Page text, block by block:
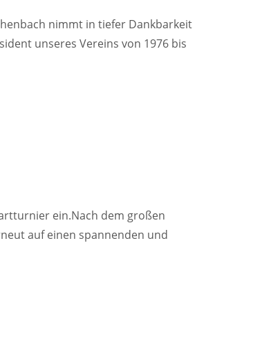
nimmt in tiefer Dankbarkeit
unseres Vereins von 1976 bis
ein.Nach dem großen
auf einen spannenden und